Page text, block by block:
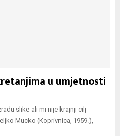
u umjetnosti
slike ali mi nije krajnji cilj
Mucko (Koprivnica, 1959.),